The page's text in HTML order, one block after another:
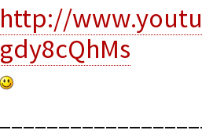
http://
gdy8cQhMs